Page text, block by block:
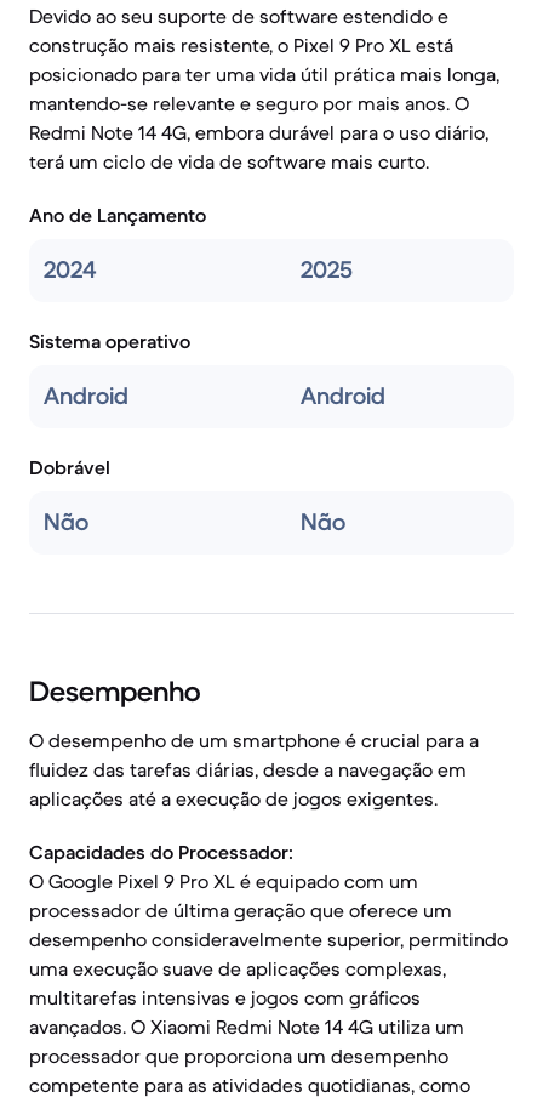
Devido ao seu suporte de software estendido e
construção mais resistente, o Pixel 9 Pro XL está
posicionado para ter uma vida útil prática mais longa,
mantendo-se relevante e seguro por mais anos. O
Redmi Note 14 4G, embora durável para o uso diário,
terá um ciclo de vida de software mais curto.
Ano de Lançamento
2024 2025
Sistema operativo
Android Android
Dobrável
Não Não
Desempenho
O desempenho de um smartphone é crucial para a
fluidez das tarefas diárias, desde a navegação em
aplicações até a execução de jogos exigentes.
Capacidades do Processador:
O Google Pixel 9 Pro XL é equipado com um
processador de última geração que oferece um
desempenho consideravelmente superior, permitindo
uma execução suave de aplicações complexas,
multitarefas intensivas e jogos com gráficos
avançados. O Xiaomi Redmi Note 14 4G utiliza um
processador que proporciona um desempenho
competente para as atividades quotidianas, como